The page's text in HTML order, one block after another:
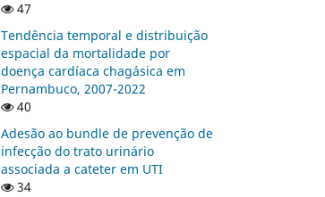
47
Tendência temporal e distribuição
espacial da mortalidade por
doença cardíaca chagásica em
Pernambuco, 2007-2022
40
Adesão ao bundle de prevenção de
infecção do trato urinário
associada a cateter em UTI
34